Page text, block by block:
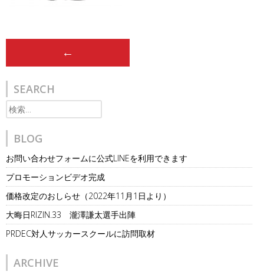
navigation
←
SEARCH
検
索:
BLOG
お問い合わせフォームに公式LINEを利用できます
プロモーションビデオ完成
価格改定のおしらせ（2022年11月1日より）
大晦日RIZIN.33 瀧澤謙太選手出陣
PRDEC対人サッカースクールに訪問取材
ARCHIVE